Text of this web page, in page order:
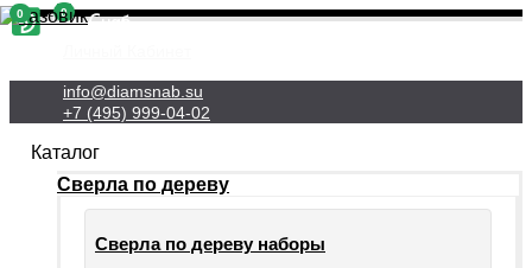
info@diamsnab.su
+7 (495) 999-04-02
0
Каталог
Сверла по дереву
Сверла по дереву наборы
0